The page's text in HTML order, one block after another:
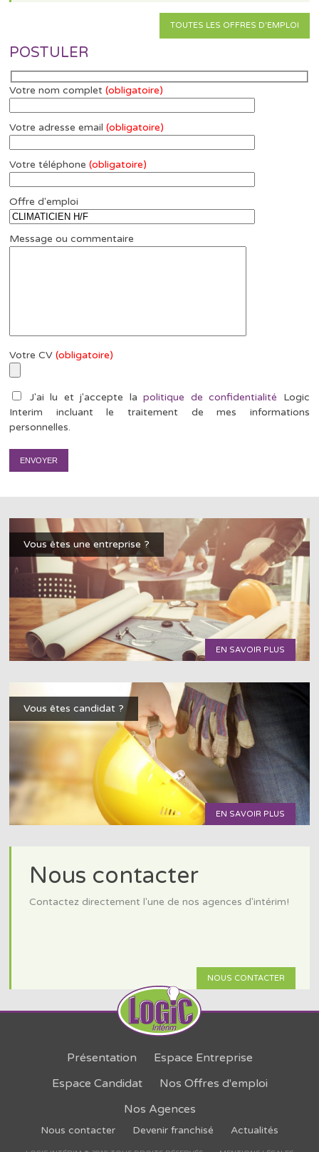
TOUTES LES OFFRES D'EMPLOI
POSTULER
Votre nom complet(obligatoire)
Votre adresse email(obligatoire)
Votre téléphone(obligatoire)
Offre d'emploi
Message ou commentaire
Votre CV(obligatoire)
J'ai lu et j'accepte lapolitique de confidentialité Logic
Interim incluant le traitement de mes informations
personnelles.
Vous êtes une entreprise ?
EN SAVOIR PLUS
Vous êtes candidat ?
EN SAVOIR PLUS
Nous contacter
Contactez directement l'une de nos agences d'intérim!
NOUS CONTACTER
Présentation
Espace Entreprise
Espace Candidat
Nos Offres d'emploi
Nos Agences
Nous contacter Devenir franchisé Actualités